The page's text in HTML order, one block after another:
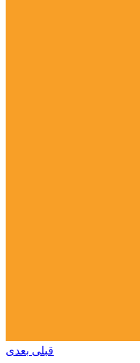
قبلی بعدی